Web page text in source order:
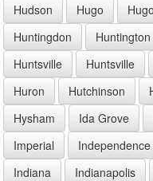
Hudson
Hugo Hugo
Huntingdon
Huntington
Huntsville
Huntsville
Huron
Hutchinson
Hysham
Ida Grove
Imperial
Independence
Indiana
Indianapolis